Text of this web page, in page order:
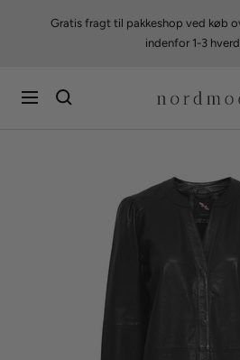
Gratis fragt til pakkeshop ved køb
indenfor 1-3
Navigation nordmod